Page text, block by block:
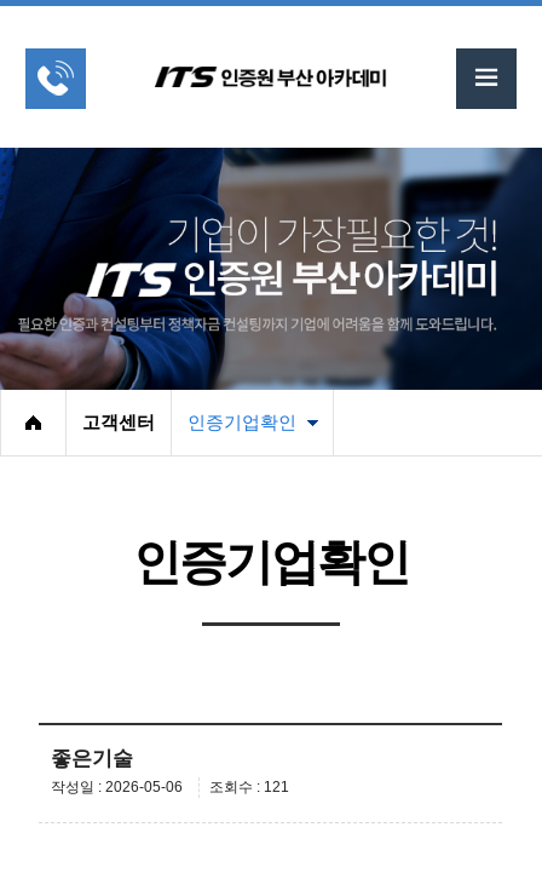
고객센터 인증기업확인
인증기업확인
좋은기술
작성일 : 2026-05-06 조회수 : 121